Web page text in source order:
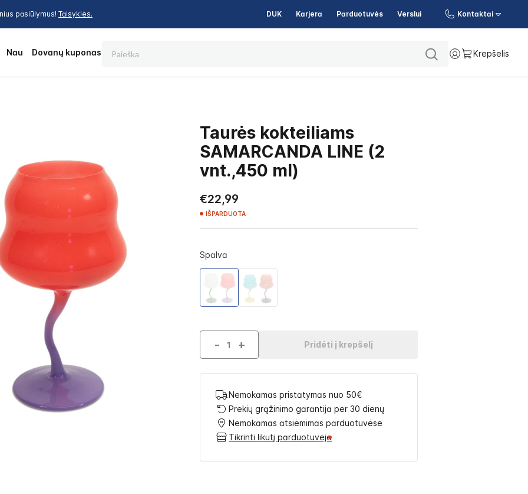
pasiūlymus! Taisyklės. DUK Karjera Parduotuvės Verslui Kontaktai
Nauja Dovanų kuponas Krepšelis
Taurės kokteiliams
SAMARCANDA LINE (2
vnt.,450 ml)
€22,99
IŠPARDUOTA
Spalva
- + Pridėti į krepšelį
Nemokamas pristatymas nuo 50€
Prekių grąžinimo garantija per 30 dienų
Nemokamas atsiėmimas parduotuvėse
Tikrinti likutį parduotuvėje